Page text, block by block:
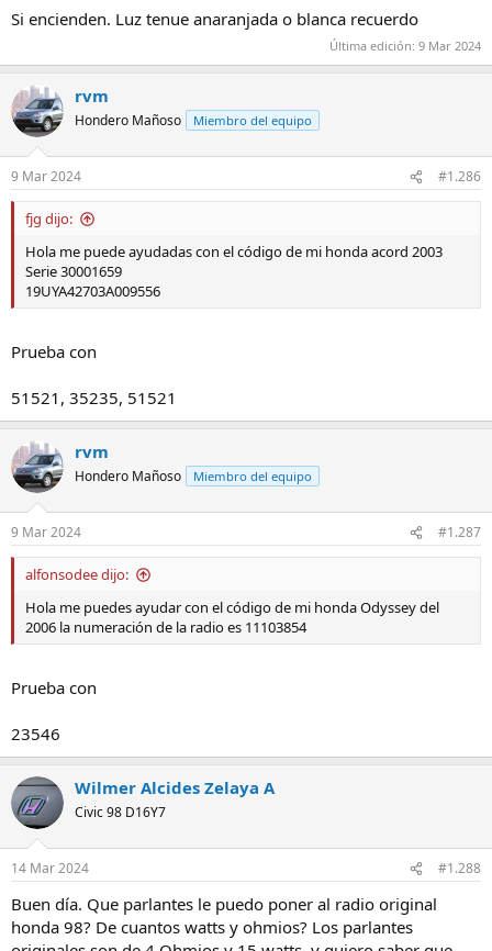
Si encienden. Luz tenue anaranjada o blanca recuerdo
Última edición: 9 Mar 2024
rvm
Hondero Mañoso Miembro del equipo
9 Mar 2024 #1.286
fjg dijo:
Hola me puede ayudadas con el código de mi honda acord 2003
Serie 30001659
19UYA42703A009556
Prueba con
51521, 35235, 51521
rvm
Hondero Mañoso Miembro del equipo
9 Mar 2024 #1.287
alfonsodee dijo:
Hola me puedes ayudar con el código de mi honda Odyssey del
2006 la numeración de la radio es 11103854
Prueba con
23546
Wilmer Alcides Zelaya A
Civic 98 D16Y7
14 Mar 2024 #1.288
Buen día. Que parlantes le puedo poner al radio original
honda 98? De cuantos watts y ohmios? Los parlantes